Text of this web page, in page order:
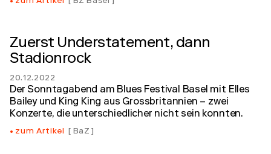
Zuerst Understatement, dann
Stadionrock
20.12.2022
Der Sonntagabend am Blues Festival Basel mit Elles
Bailey und King King aus Grossbritannien – zwei
Konzerte, die unterschiedlicher nicht sein konnten.
zum Artikel BaZ